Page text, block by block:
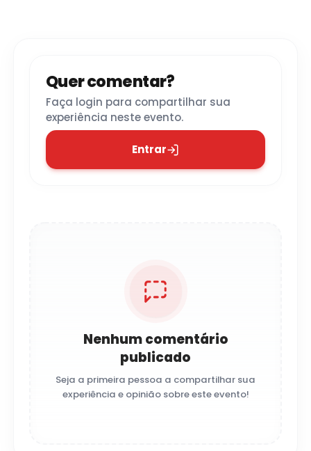
Quer comentar?
Faça login para compartilhar sua
experiência neste evento.
Entrar
Nenhum comentário
publicado
Seja a primeira pessoa a compartilhar sua
experiência e opinião sobre este evento!